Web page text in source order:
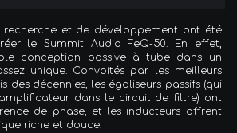
recherche et de développement ont été
le Summit Audio FeQ-50. En effet,
conception passive à tube dans un
unique. Convoités par les meilleurs
des décennies, les égaliseurs passifs (qui
dans le circuit de filtre) ont
de phase, et les inducteurs offrent
riche et douce.